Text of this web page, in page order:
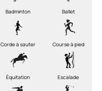
Badminton Ballet
Corde à sauter Course à pied
Équitation Escalade